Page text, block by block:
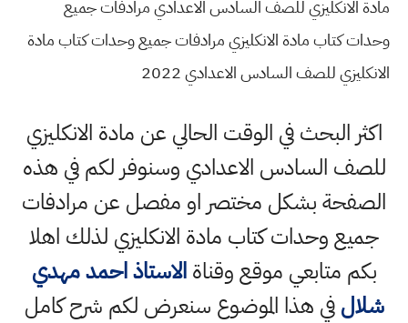
مادة الانكليزي للصف السادس الاعدادي مرادفات جميع
وحدات كتاب مادة الانكليزي مرادفات جميع وحدات كتاب مادة
الانكليزي للصف السادس الاعدادي 2022
اكثر البحث في الوقت الحالي عن مادة الانكليزي
للصف السادس الاعدادي وسنوفر لكم في هذه
الصفحة بشكل مختصر او مفصل عن مرادفات
جميع وحدات كتاب مادة الانكليزي لذلك اهلا
بكم متابعي موقع وقناةالاستاذ احمد مهدي
شلالفي هذا الموضوع سنعرض لكم شرح كامل